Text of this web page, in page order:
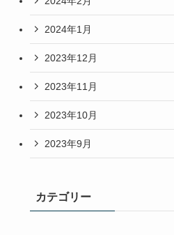
2024年1月
2023年12月
2023年11月
2023年10月
2023年9月
カテゴリー